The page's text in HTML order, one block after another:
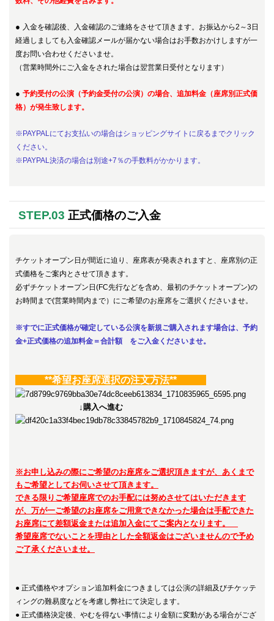
● 入金を確認後、入金確認のご連絡をさせて頂きます。お振込から2～3日
経過しましても入金確認メールが届かない場合はお手数おかけしますが一
度お問い合わせくださいませ。
（営業時間外にご入金をされた場合は翌営業日受付となります）
● 予約受付の公演（予約金受付の公演）の場合、追加料金（座席別正式価
格）が発生致します。
※PAYPALにてお支払いの場合はショッピングサイトに戻るまでクリック
ください。
※PAYPAL決済の場合は別途+7％の手数料がかかります。
STEP.03 正式価格のご入金
チケットオープン日が間近に迫り、座席表が発表されますと、座席別の正
式価格をご案内とさせて頂きます。
必ずチケットオープン日 (FC先行などを含め、最初のチケットオープン)の
お時間まで(営業時間内まで）にご希望のお座席をご選択くださいませ。
※すでに正式価格が確定している公演を新規ご購入されます場合は、予約
金+正式価格の追加料金＝合計額 をご入金くださいませ。
**希望お座席選択の注文方法**
↓購入へ進む
※お申し込みの際にご希望のお座席をご選択頂きますが、あくまで
もご希望としてお伺いさせて頂きます。
できる限りご希望座席でのお手配には努めさせてはいただきます
が、万が一ご希望のお座席をご用意できなかった場合は手配できた
お座席にて差額返金または追加入金にてご案内となります。
希望座席でないことを理由とした全額返金はございませんので予め
ご了承くださいませ。
● 正式価格やオプション追加料金につきましては公演の詳細及びチケッテ
ィングの難易度などを考慮し弊社にて決定します。
● 正式価格決定後、やむを得ない事情により金額に変動がある場合がござ